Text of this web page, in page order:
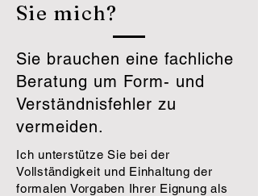
Sie mich?
Sie brauchen eine fachliche
Beratung um Form- und
Verständnisfehler zu
vermeiden.
Ich unterstütze Sie bei der
Vollständigkeit und Einhaltung der
formalen Vorgaben Ihrer Eignung als